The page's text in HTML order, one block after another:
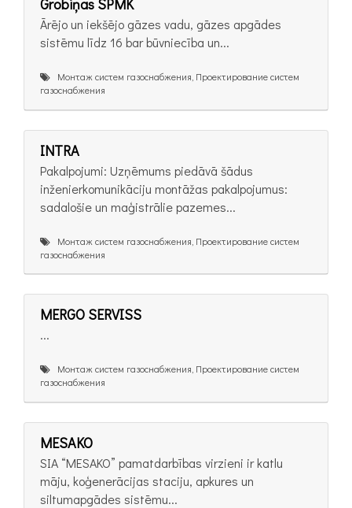
Grobiņas SPMK
Ārējo un iekšējo gāzes vadu, gāzes apgādes
sistēmu līdz 16 bar būvniecība un...
Монтаж систем газоснабжения, Проектирование систем
газоснабжения
INTRA
Pakalpojumi: Uzņēmums piedāvā šādus
inženierkomunikāciju montāžas pakalpojumus:
sadalošie un maģistrālie pazemes...
Монтаж систем газоснабжения, Проектирование систем
газоснабжения
MERGO SERVISS
...
Монтаж систем газоснабжения, Проектирование систем
газоснабжения
MESAKO
SIA “MESAKO” pamatdarbības virzieni ir katlu
māju, koģenerācijas staciju, apkures un
siltumapgādes sistēmu...